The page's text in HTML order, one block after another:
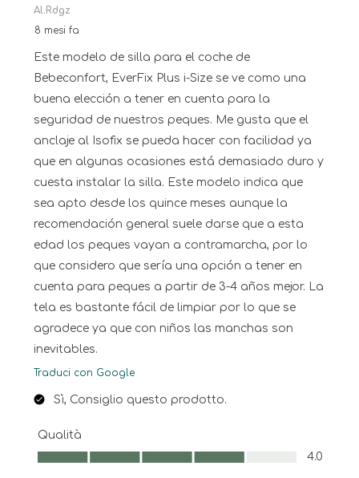
Al.Rdgz
8 mesi fa
Este modelo de silla para el coche de
Bebeconfort, EverFix Plus i-Size se ve como una
buena elección a tener en cuenta para la
seguridad de nuestros peques. Me gusta que el
anclaje al Isofix se pueda hacer con facilidad ya
que en algunas ocasiones está demasiado duro y
cuesta instalar la silla. Este modelo indica que
sea apto desde los quince meses aunque la
recomendación general suele darse que a esta
edad los peques vayan a contramarcha, por lo
que considero que sería una opción a tener en
cuenta para peques a partir de 3-4 años mejor. La
tela es bastante fácil de limpiar por lo que se
agradece ya que con niños las manchas son
inevitables.
Traduci con Google
Sì, Consiglio questo prodotto.
Qualità
Qualità, 4.0 su 5
4.0